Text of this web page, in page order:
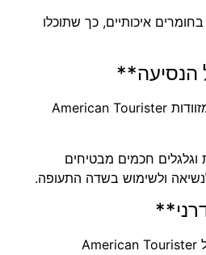
איכותיים, כך שתוכלו
הנסיעה**
הנוחות היא גורם חשוב במזוודות American Tourister
וגלגלים חכמים מבטיחים
ולשימוש בשדה התעופה.
העיצוב הצעיר והמודרני של American Tourister